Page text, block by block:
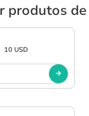
produtos
10 USD